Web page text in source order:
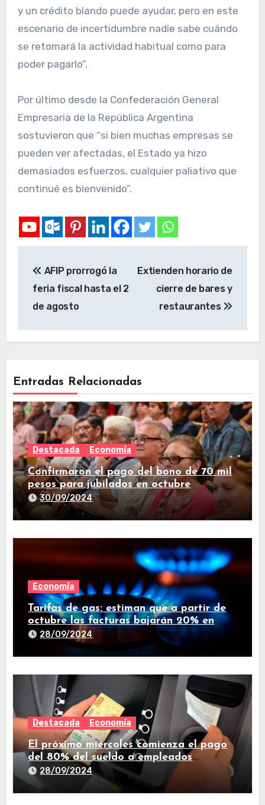
y un crédito blando puede ayudar, pero en este
escenario de incertidumbre nadie sabe cuándo
se retomará la actividad habitual como para
poder pagarlo”.
Por último desde la Confederación General
Empresaria de la República Argentina
sostuvieron que “si bien muchas empresas se
pueden ver afectadas, el Estado ya hizo
demasiados esfuerzos, cualquier paliativo que
continué es bienvenido”.
AFIP prorrogó la
feria fiscal hasta el 2
de agosto
Extienden horario de
cierre de bares y
restaurantes
Entradas Relacionadas
Destacada Economía
Confirmaron el pago del bono de 70 mil
pesos para jubilados en octubre
30/09/2024
Economía
Tarifas de gas: estiman que a partir de
octubre las facturas bajarán 20% en
promedio
28/09/2024
Destacada Economía
El próximo miércoles comienza el pago
del 80% del sueldo a empleados
estatales de Tucumán
28/09/2024